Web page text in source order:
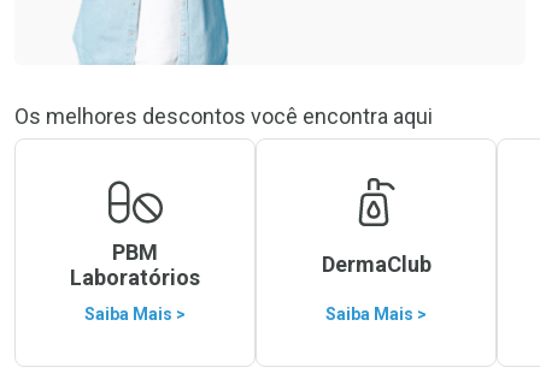
Os melhores descontos você encontra aqui
PBM
Laboratórios
Saiba Mais >
DermaClub
Saiba Mais >